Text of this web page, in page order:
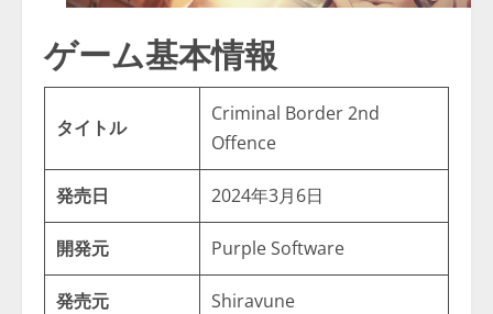
ゲーム基本情報
タイトル
Criminal Border 2nd
Offence
発売日 2024年3月6日
開発元 Purple Software
発売元 Shiravune